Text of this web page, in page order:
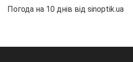
Погода на 10 днів від sinoptik.ua